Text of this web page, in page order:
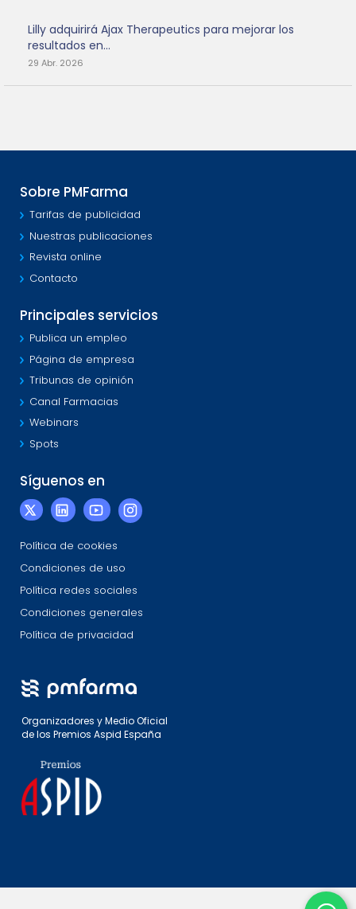
Lilly adquirirá Ajax Therapeutics para mejorar los
resultados en...
29 Abr. 2026
Sobre PMFarma
Tarifas de publicidad
Nuestras publicaciones
Revista online
Contacto
Principales servicios
Publica un empleo
Página de empresa
Tribunas de opinión
Canal Farmacias
Webinars
Spots
Síguenos en
Política de cookies
Condiciones de uso
Política redes sociales
Condiciones generales
Política de privacidad
Organizadores y Medio Oficial
de los Premios Aspid España